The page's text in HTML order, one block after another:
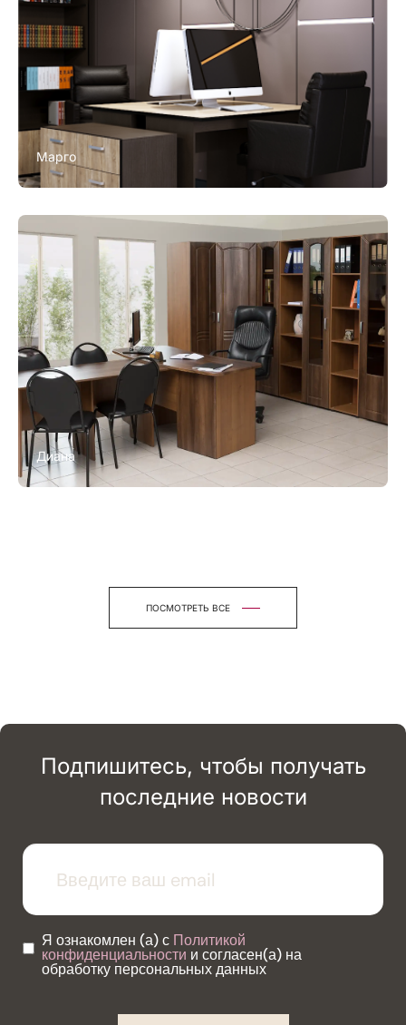
Марго
Диана
ПОСМОТРЕТЬ ВСЕ
Подпишитесь, чтобы получать
последние новости
Я ознакомлен (а) с Политикой
конфиденциальности и согласен(а) на
обработку персональных данных